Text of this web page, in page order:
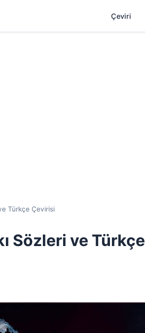
Çeviri
Türkçe Çevirisi
Sözleri ve Türkçe